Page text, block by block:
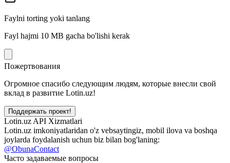
Faylni torting yoki tanlang
Fayl hajmi 10 MB gacha bo'lishi kerak
Пожертвования
Огромное спасибо следующим людям, которые внесли свой
вклад в развитие Lotin.uz!
Поддержать проект!
Lotin.uz API Xizmatlari
Lotin.uz imkoniyatlaridan o'z vebsaytingiz, mobil ilova va boshqa
joylarda foydalanish uchun biz bilan bog'laning:
@ObunaContact
Часто задаваемые вопросы